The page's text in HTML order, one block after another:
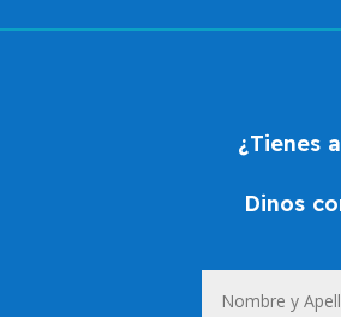
¿Tienes
Dinos